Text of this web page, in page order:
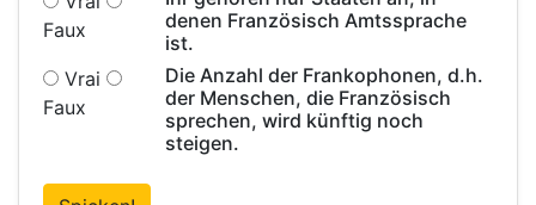
Faux
denen Französisch Amtssprache
ist.
Vrai
Faux
Die Anzahl der Frankophonen, d.h.
der Menschen, die Französisch
sprechen, wird künftig noch
steigen.